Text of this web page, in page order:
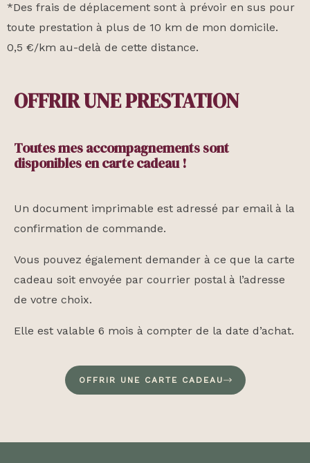
*Des frais de déplacement sont à prévoir en sus pour
toute prestation à plus de 10 km de mon domicile.
0,5 €/km au-delà de cette distance.
OFFRIR UNE PRESTATION
Toutes mes accompagnements sont
disponibles en carte cadeau !
Un document imprimable est adressé par email à la
confirmation de commande.
Vous pouvez également demander à ce que la carte
cadeau soit envoyée par courrier postal à l’adresse
de votre choix.
Elle est valable 6 mois à compter de la date d’achat.
OFFRIR UNE CARTE CADEAU